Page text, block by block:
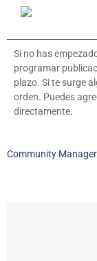
Si no has
programar
plazo. Si te surge
orden. Puedes
directamente.
Community Manager